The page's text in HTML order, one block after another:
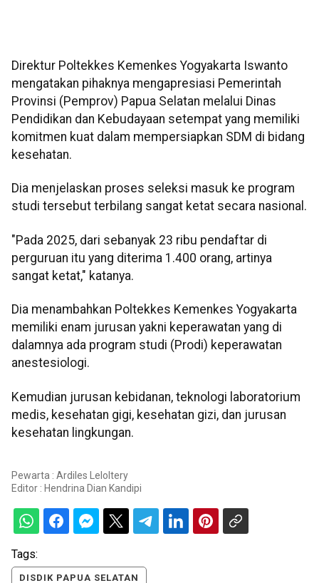
Direktur Poltekkes Kemenkes Yogyakarta Iswanto
mengatakan pihaknya mengapresiasi Pemerintah
Provinsi (Pemprov) Papua Selatan melalui Dinas
Pendidikan dan Kebudayaan setempat yang memiliki
komitmen kuat dalam mempersiapkan SDM di bidang
kesehatan.
Dia menjelaskan proses seleksi masuk ke program
studi tersebut terbilang sangat ketat secara nasional.
"Pada 2025, dari sebanyak 23 ribu pendaftar di
perguruan itu yang diterima 1.400 orang, artinya
sangat ketat," katanya.
Dia menambahkan Poltekkes Kemenkes Yogyakarta
memiliki enam jurusan yakni keperawatan yang di
dalamnya ada program studi (Prodi) keperawatan
anestesiologi.
Kemudian jurusan kebidanan, teknologi laboratorium
medis, kesehatan gigi, kesehatan gizi, dan jurusan
kesehatan lingkungan.
Pewarta : Ardiles Leloltery
Editor : Hendrina Dian Kandipi
Tags:
DISDIK PAPUA SELATAN